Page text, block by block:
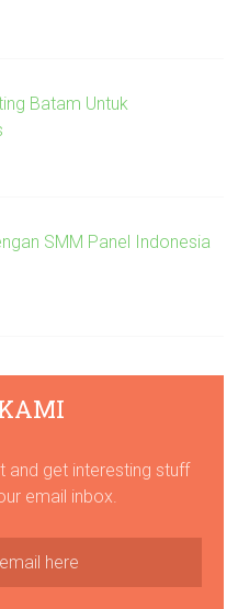
Batam Untuk
SMM Panel Indonesia
and get interesting stuff
email inbox.